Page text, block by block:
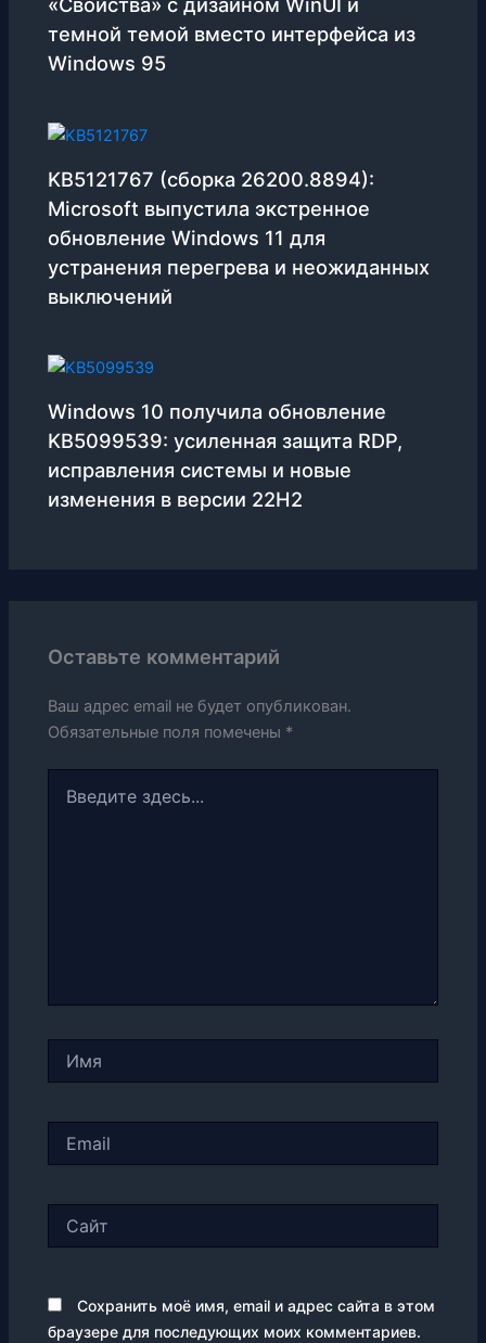
«Свойства» с дизайном WinUI и
темной темой вместо интерфейса из
Windows 95
KB5121767 (сборка 26200.8894):
Microsoft выпустила экстренное
обновление Windows 11 для
устранения перегрева и неожиданных
выключений
Windows 10 получила обновление
KB5099539: усиленная защита RDP,
исправления системы и новые
изменения в версии 22H2
Оставьте комментарий
Ваш адрес email не будет опубликован.
Обязательные поля помечены *
здесь...
Сохранить моё имя, email и адрес сайта в этом
браузере для последующих моих комментариев.